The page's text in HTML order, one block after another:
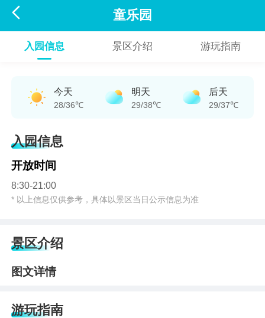
 童乐园
入园信息 景区介绍 游玩指南
今天
28/36℃
明天
29/38℃
后天
29/37℃
入园信息
开放时间
8:30-21:00
* 以上信息仅供参考，具体以景区当日公示信息为准
景区介绍
图文详情
游玩指南